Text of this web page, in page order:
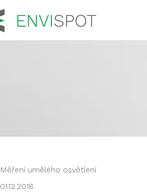
Měření umělého osvětlení
01.12.2018